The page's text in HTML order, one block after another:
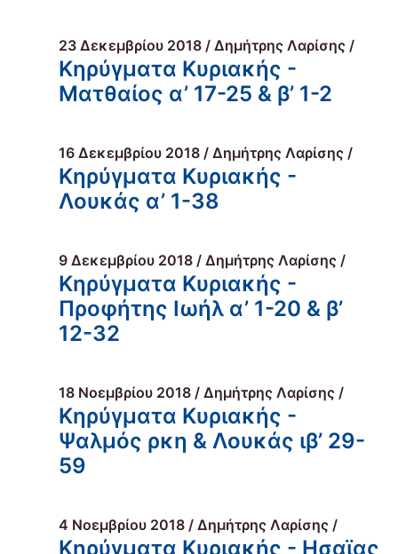
23 Δεκεμβρίου 2018 / Δημήτρης Λαρίσης /
Κηρύγματα Κυριακής -
Ματθαίος α’ 17-25 & β’ 1-2
16 Δεκεμβρίου 2018 / Δημήτρης Λαρίσης /
Κηρύγματα Κυριακής -
Λουκάς α’ 1-38
9 Δεκεμβρίου 2018 / Δημήτρης Λαρίσης /
Κηρύγματα Κυριακής -
Προφήτης Ιωήλ α’ 1-20 & β’
12-32
18 Νοεμβρίου 2018 / Δημήτρης Λαρίσης /
Κηρύγματα Κυριακής -
Ψαλμός ρκη & Λουκάς ιβ’ 29-
59
4 Νοεμβρίου 2018 / Δημήτρης Λαρίσης /
Κηρύγματα Κυριακής - Ησαϊας